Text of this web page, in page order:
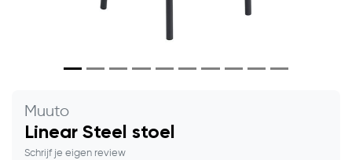
Muuto
Linear Steel stoel
Schrijf je eigen review